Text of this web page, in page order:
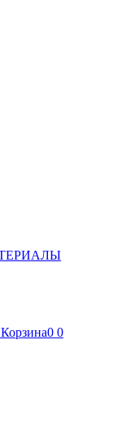
Корзина0 0